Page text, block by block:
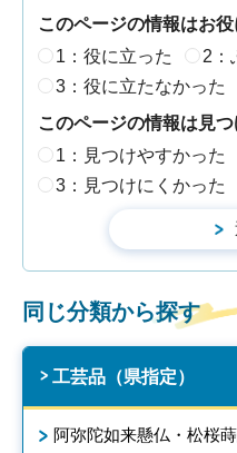
このページの情報はお
1：役に立った
2：
3：役に立たなかった
このページの情報は見
1：見つけやすかった
3：見つけにくかった
同じ分類から探す
工芸品（県指定）
阿弥陀如来懸仏・松桜